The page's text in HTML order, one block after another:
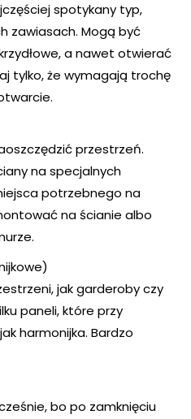
spotykany typ,
zawiasach. Mogą być
a nawet otwierać
tylko, że wymagają trochę
przestrzeń.
na specjalnych
potrzebnego na
na ścianie albo
jak garderoby czy
paneli, które przy
harmonijka. Bardzo
bo po zamknięciu